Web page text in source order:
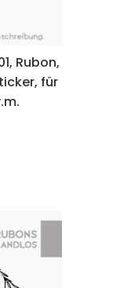
Rubon,
für